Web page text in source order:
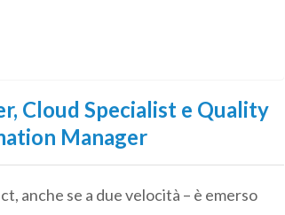
Cloud Specialist e Quality
Manager
anche se a due velocità – è emerso